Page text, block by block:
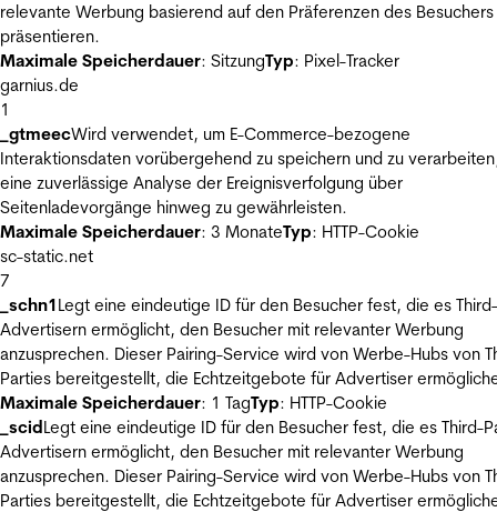
relevante Werbung basierend auf den Präferenzen des Besuchers
präsentieren.
Maximale Speicherdauer: SitzungTyp: Pixel-Tracker
garnius.de
1
_gtmeecWird verwendet, um E-Commerce-bezogene
Interaktionsdaten vorübergehend zu speichern und zu
eine zuverlässige Analyse der Ereignisverfolgung über
Seitenladevorgänge hinweg zu gewährleisten.
Maximale Speicherdauer: 3 MonateTyp: HTTP-Cookie
sc-static.net
7
_schn1Legt eine eindeutige ID für den Besucher fest, die es
Advertisern ermöglicht, den Besucher mit relevanter Werbung
anzusprechen. Dieser Pairing-Service wird von Werbe-Hubs von
Parties bereitgestellt, die Echtzeitgebote für Advertiser
Maximale Speicherdauer: 1 TagTyp: HTTP-Cookie
_scidLegt eine eindeutige ID für den Besucher fest, die es Third-
Advertisern ermöglicht, den Besucher mit relevanter Werbung
anzusprechen. Dieser Pairing-Service wird von Werbe-Hubs von
Parties bereitgestellt, die Echtzeitgebote für Advertiser